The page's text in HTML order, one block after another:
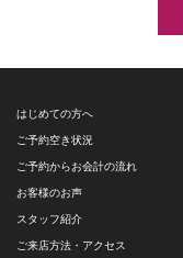
はじめての方へ
ご予約空き状況
ご予約からお会計の流れ
お客様のお声
スタッフ紹介
ご来店方法・アクセス